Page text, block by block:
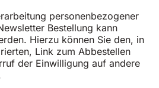
personenbezogener
Bestellung kann
Hierzu können Sie den, in
Link zum Abbestellen
der Einwilligung auf andere